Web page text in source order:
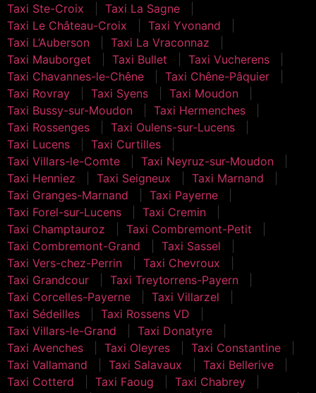
Taxi Ste-Croix
Taxi La Sagne
Taxi Le Château-Croix
Taxi Yvonand
Taxi L’Auberson
Taxi La Vraconnaz
Taxi Mauborget
Taxi Bullet
Taxi Vucherens
Taxi Chavannes-le-Chêne
Taxi Chêne-Pâquier
Taxi Rovray
Taxi Syens
Taxi Moudon
Taxi Bussy-sur-Moudon
Taxi Hermenches
Taxi Rossenges
Taxi Oulens-sur-Lucens
Taxi Lucens
Taxi Curtilles
Taxi Villars-le-Comte
Taxi Neyruz-sur-Moudon
Taxi Henniez
Taxi Seigneux
Taxi Marnand
Taxi Granges-Marnand
Taxi Payerne
Taxi Forel-sur-Lucens
Taxi Cremin
Taxi Champtauroz
Taxi Combremont-Petit
Taxi Combremont-Grand
Taxi Sassel
Taxi Vers-chez-Perrin
Taxi Chevroux
Taxi Grandcour
Taxi Treytorrens-Payern
Taxi Corcelles-Payerne
Taxi Villarzel
Taxi Sédeilles
Taxi Rossens VD
Taxi Villars-le-Grand
Taxi Donatyre
Taxi Avenches
Taxi Oleyres
Taxi Constantine
Taxi Vallamand
Taxi Salavaux
Taxi Bellerive
Taxi Cotterd
Taxi Faoug
Taxi Chabrey